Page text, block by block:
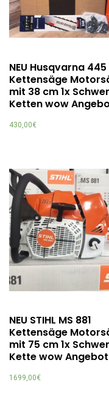
NEU Husqvarna 445
Kettensäge
mit 38 cm 1x
Ketten wow
430,00€
NEU STIHL MS 881
Kettensäge
mit 75 cm 1x
Kette wow Angebot
1699,00€